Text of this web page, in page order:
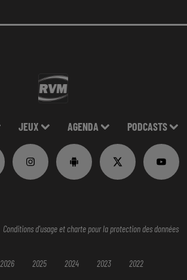
JEUX AGENDA PODCASTS
Conditions d'usage et charte pour la protection des données
2026 2025 2024 2023 2022